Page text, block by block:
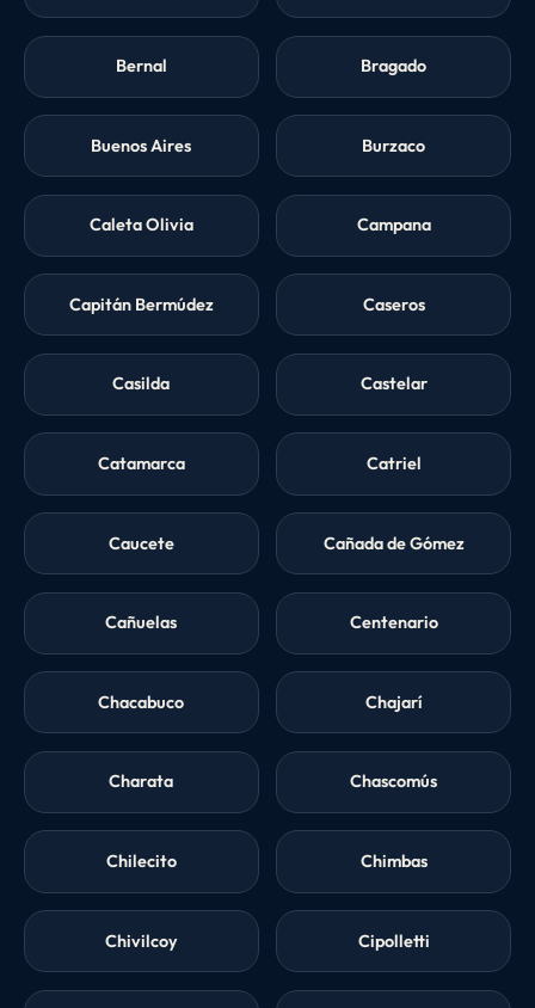
Bernal Bragado
Buenos Aires Burzaco
Caleta Olivia Campana
Capitán Bermúdez Caseros
Casilda Castelar
Catamarca Catriel
Caucete Cañada de Gómez
Cañuelas Centenario
Chacabuco Chajarí
Charata Chascomús
Chilecito Chimbas
Chivilcoy Cipolletti